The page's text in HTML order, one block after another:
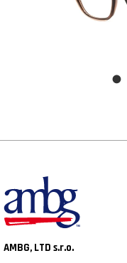
AMBG, LTD s.r.o.